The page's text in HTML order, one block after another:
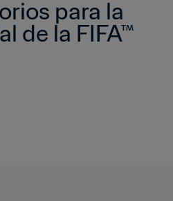
para la
de la FIFA™